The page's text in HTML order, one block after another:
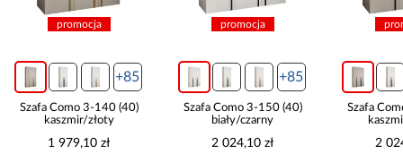
promocja
+85
Szafa Como 3-140 (40)
kaszmir/złoty
1 979,10 zł
promocja
+85
Szafa Como 3-150 (40)
biały/czarny
2 024,10 zł
Szafa
2